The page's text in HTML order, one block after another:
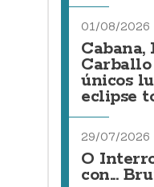
01/08/2026
Cabana,
únicos
eclipse
29/07/2026
O
con...